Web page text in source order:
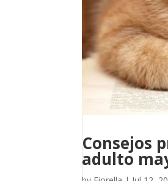
Consejos
adulto